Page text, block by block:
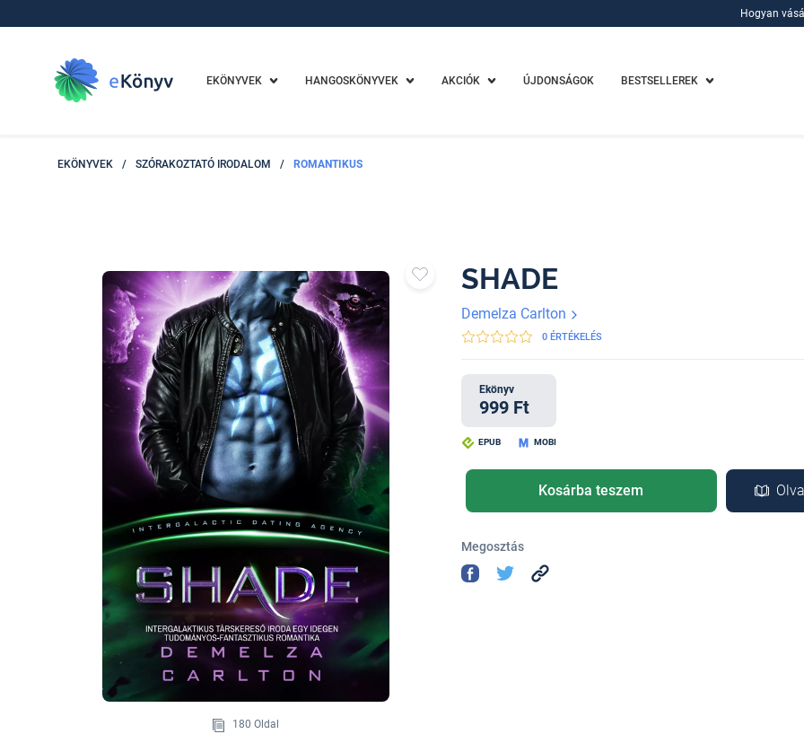
Hogyan
EKÖNYVEK HANGOSKÖNYVEK AKCIÓK ÚJDONSÁGOK BESTSELLEREK
EKÖNYVEK / SZÓRAKOZTATÓ IRODALOM / ROMANTIKUS
180 Oldal
SHADE
Demelza Carlton
0 ÉRTÉKELÉS
Ekönyv
999 Ft
EPUB MOBI
Kosárba teszem
Megosztás